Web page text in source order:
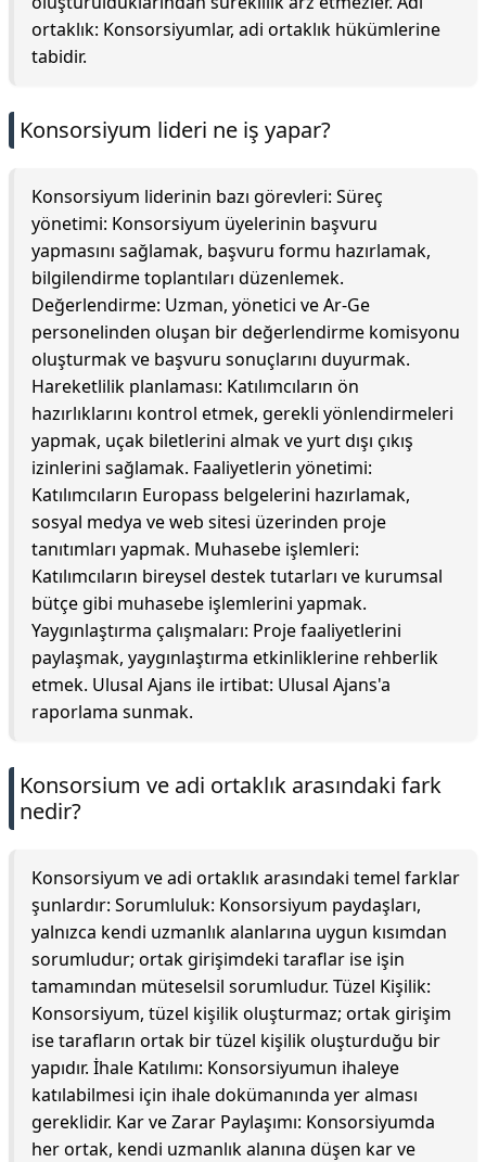
ortaklık: Konsorsiyumlar, adi ortaklık hükümlerine
tabidir.
Konsorsiyum lideri ne iş yapar?
Konsorsiyum liderinin bazı görevleri: Süreç
yönetimi: Konsorsiyum üyelerinin başvuru
yapmasını sağlamak, başvuru formu hazırlamak,
bilgilendirme toplantıları düzenlemek.
Değerlendirme: Uzman, yönetici ve Ar-Ge
personelinden oluşan bir değerlendirme komisyonu
oluşturmak ve başvuru sonuçlarını duyurmak.
Hareketlilik planlaması: Katılımcıların ön
hazırlıklarını kontrol etmek, gerekli yönlendirmeleri
yapmak, uçak biletlerini almak ve yurt dışı çıkış
izinlerini sağlamak. Faaliyetlerin yönetimi:
Katılımcıların Europass belgelerini hazırlamak,
sosyal medya ve web sitesi üzerinden proje
tanıtımları yapmak. Muhasebe işlemleri:
Katılımcıların bireysel destek tutarları ve kurumsal
bütçe gibi muhasebe işlemlerini yapmak.
Yaygınlaştırma çalışmaları: Proje faaliyetlerini
paylaşmak, yaygınlaştırma etkinliklerine rehberlik
etmek. Ulusal Ajans ile irtibat: Ulusal Ajans'a
raporlama sunmak.
Konsorsium ve adi ortaklık arasındaki fark
nedir?
Konsorsiyum ve adi ortaklık arasındaki temel farklar
şunlardır: Sorumluluk: Konsorsiyum paydaşları,
yalnızca kendi uzmanlık alanlarına uygun kısımdan
sorumludur; ortak girişimdeki taraflar ise işin
tamamından müteselsil sorumludur. Tüzel Kişilik:
Konsorsiyum, tüzel kişilik oluşturmaz; ortak girişim
ise tarafların ortak bir tüzel kişilik oluşturduğu bir
yapıdır. İhale Katılımı: Konsorsiyumun ihaleye
katılabilmesi için ihale dokümanında yer alması
gereklidir. Kar ve Zarar Paylaşımı: Konsorsiyumda
her ortak, kendi uzmanlık alanına düşen kar ve